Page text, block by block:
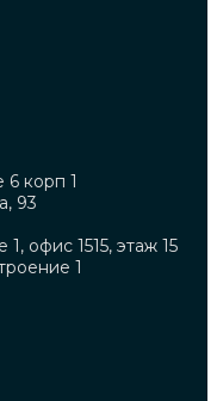
корп 1
93
офис 1515, этаж 15
1